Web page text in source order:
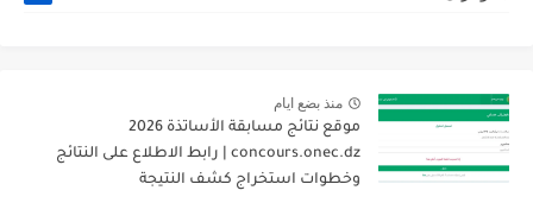
منذ بضع ايام
موقع نتائج مسابقة الأساتذة 2026
concours.onec.dz | رابط الاطلاع على النتائج
وخطوات استخراج كشف النتيجة